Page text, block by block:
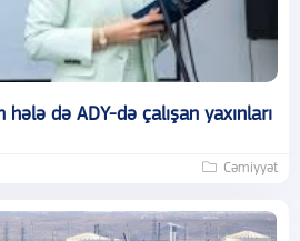
hələ də ADY-də çalışan yaxınları
Cəmiyyət